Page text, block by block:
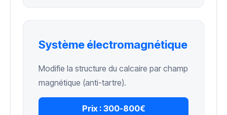
Système électromagnétique
Modifie la structure du calcaire par champ
magnétique (anti-tartre).
Prix : 300-800€